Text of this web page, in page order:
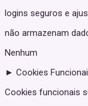
logins seguros e
não armazenam
Nenhum
► Cookies
Cookies funcionais